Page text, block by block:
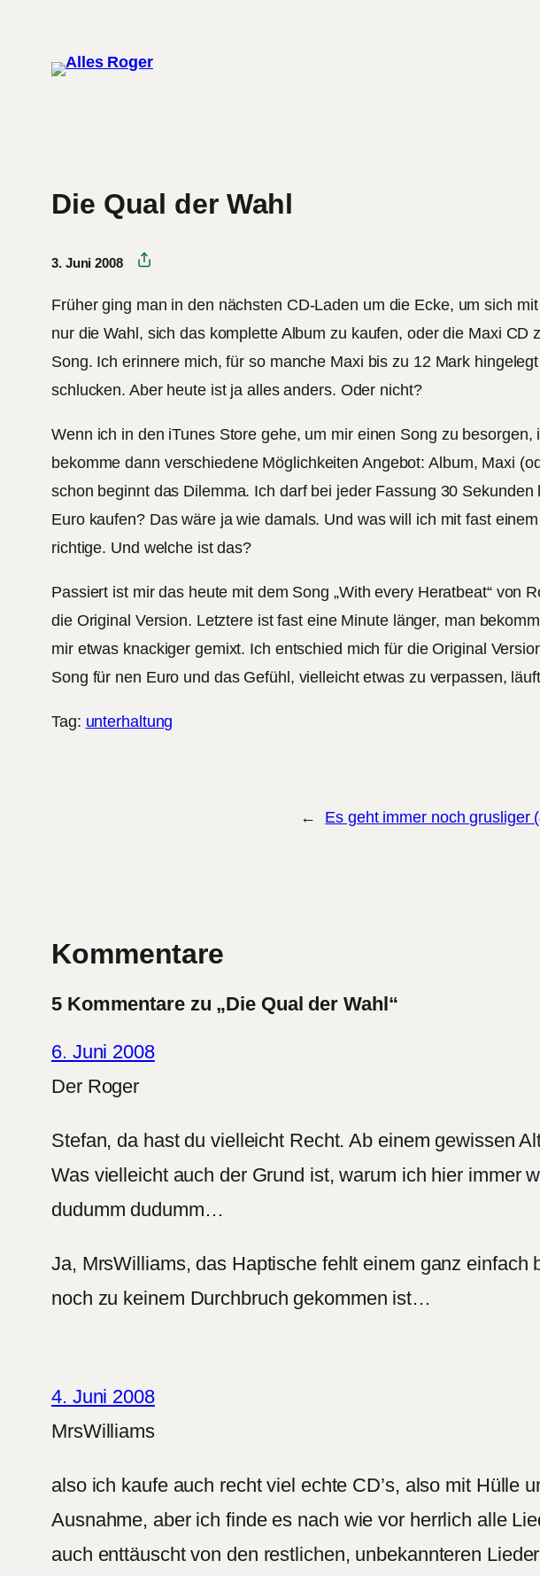
Inhalt
Die Qual der Wahl
3. Juni 2008
Früher ging man in den nächsten CD-Laden um die Ecke, um sich
nur die Wahl, sich das komplette Album zu kaufen, oder die Maxi
Song. Ich erinnere mich, für so manche Maxi bis zu 12 Mark
schlucken. Aber heute ist ja alles anders. Oder nicht?
Wenn ich in den iTunes Store gehe, um mir einen Song zu
bekomme dann verschiedene Möglichkeiten Angebot: Album, Maxi
schon beginnt das Dilemma. Ich darf bei jeder Fassung 30
Euro kaufen? Das wäre ja wie damals. Und was will ich mit fast
richtige. Und welche ist das?
Passiert ist mir das heute mit dem Song „With every Heratbeat“ von
die Original Version. Letztere ist fast eine Minute länger, man
mir etwas knackiger gemixt. Ich entschied mich für die Original
Song für nen Euro und das Gefühl, vielleicht etwas zu verpassen,
Tag: unterhaltung
← Es geht immer noch grusliger
Kommentare
5 Kommentare zu „Die Qual der Wahl“
6. Juni 2008
Der Roger
Stefan, da hast du vielleicht Recht. Ab einem gewissen
Was vielleicht auch der Grund ist, warum ich hier immer
dudumm dudumm…
Ja, MrsWilliams, das Haptische fehlt einem ganz
noch zu keinem Durchbruch gekommen ist…
4. Juni 2008
MrsWilliams
also ich kaufe auch recht viel echte CD’s, also mit Hülle
Ausnahme, aber ich finde es nach wie vor herrlich alle
auch enttäuscht von den restlichen, unbekannteren